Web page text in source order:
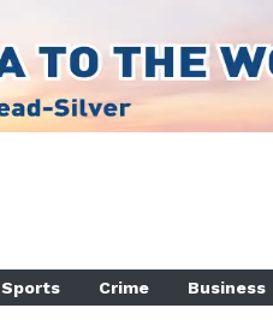
Sports Crime Business